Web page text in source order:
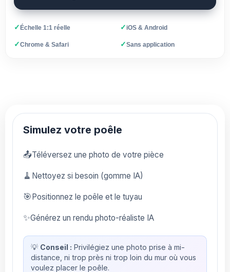
✓Échelle 1:1 réelle ✓iOS & Android
✓Chrome & Safari ✓Sans application
Simulez votre poêle
📤Téléversez une photo de votre pièce
🧹 Nettoyez si besoin (gomme IA)
🎯Positionnez le poêle et le tuyau
✨Générez un rendu photo-réaliste IA
💡 Conseil : Privilégiez une photo prise à mi-
distance, ni trop près ni trop loin du mur où vous
voulez placer le poêle.